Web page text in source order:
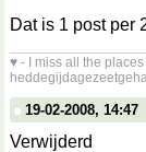
Dat is 1 post per
♥ - I miss all the
19-02-2008, 14:47
Verwijderd